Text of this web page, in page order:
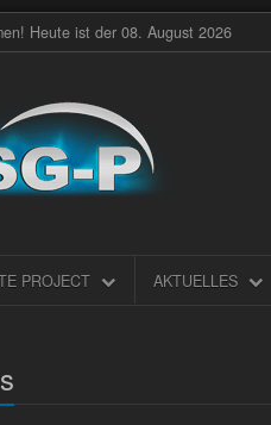
Heute ist der 08. August 2026
PROJECT AKTUELLES